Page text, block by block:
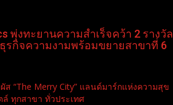
พุ่งทะยานความสำเร็จคว้า 2 รางวัล
รกิจความงามพร้อมขยายสาขาที่ 6
“The Merry City” แลนด์มาร์กแห่งความสุข
ทุกสาขา ทั่วประเทศ